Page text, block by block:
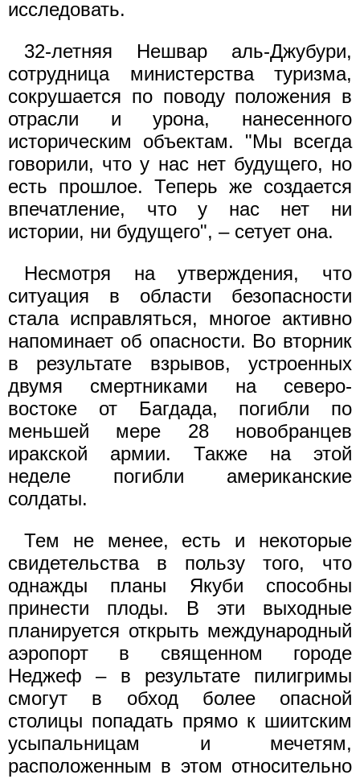
исследовать.
32-летняя Нешвар аль-Джубури,
сотрудница министерства туризма,
сокрушается по поводу положения в
отрасли и урона, нанесенного
историческим объектам. "Мы всегда
говорили, что у нас нет будущего, но
есть прошлое. Теперь же создается
впечатление, что у нас нет ни
истории, ни будущего", – сетует она.
Несмотря на утверждения, что
ситуация в области безопасности
стала исправляться, многое активно
напоминает об опасности. Во вторник
в результате взрывов, устроенных
двумя смертниками на северо-
востоке от Багдада, погибли по
меньшей мере 28 новобранцев
иракской армии. Также на этой
неделе погибли американские
солдаты.
Тем не менее, есть и некоторые
свидетельства в пользу того, что
однажды планы Якуби способны
принести плоды. В эти выходные
планируется открыть международный
аэропорт в священном городе
Неджеф – в результате пилигримы
смогут в обход более опасной
столицы попадать прямо к шиитским
усыпальницам и мечетям,
расположенным в этом относительно